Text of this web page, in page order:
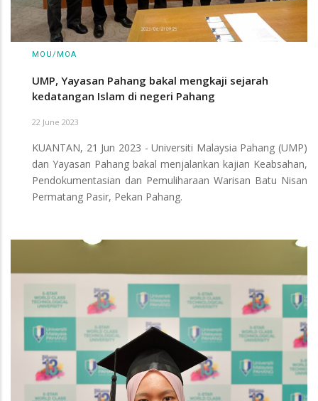
MOU/MOA
UMP, Yayasan Pahang bakal mengkaji sejarah
kedatangan Islam di negeri Pahang
22 June 2023
KUANTAN, 21 Jun 2023 - Universiti Malaysia Pahang (UMP)
dan Yayasan Pahang bakal menjalankan kajian Keabsahan,
Pendokumentasian dan Pemuliharaan Warisan Batu Nisan
Permatang Pasir, Pekan Pahang.